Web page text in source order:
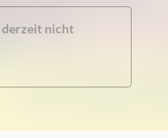
derzeit nicht